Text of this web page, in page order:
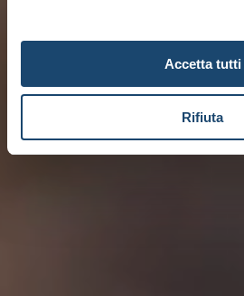
Accetta tutti
Rifiuta